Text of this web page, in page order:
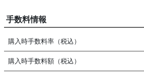
手数料情報
購入時手数料率（税込）
購入時手数料額（税込）